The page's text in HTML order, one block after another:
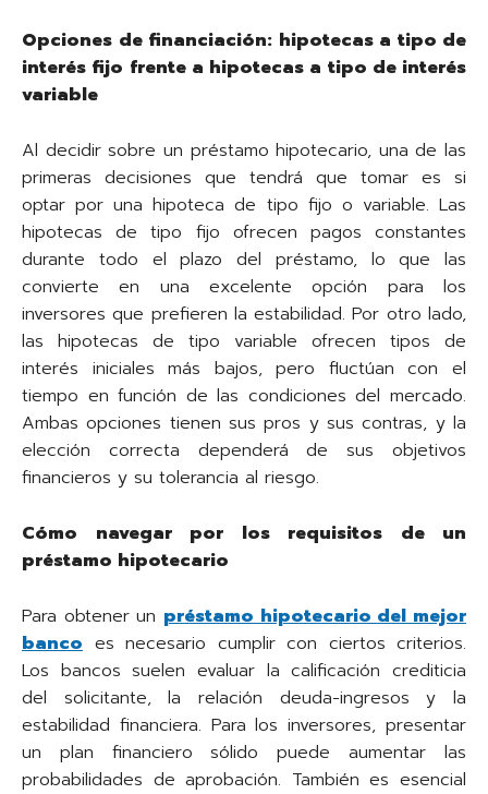
Opciones de financiación: hipotecas a tipo de
interés fijo frente a hipotecas a tipo de interés
variable
Al decidir sobre un préstamo hipotecario, una de las
primeras decisiones que tendrá que tomar es si
optar por una hipoteca de tipo fijo o variable. Las
hipotecas de tipo fijo ofrecen pagos constantes
durante todo el plazo del préstamo, lo que las
convierte en una excelente opción para los
inversores que prefieren la estabilidad. Por otro lado,
las hipotecas de tipo variable ofrecen tipos de
interés iniciales más bajos, pero fluctúan con el
tiempo en función de las condiciones del mercado.
Ambas opciones tienen sus pros y sus contras, y la
elección correcta dependerá de sus objetivos
financieros y su tolerancia al riesgo.
Cómo navegar por los requisitos de un
préstamo hipotecario
Para obtener un préstamo hipotecario del mejor
banco es necesario cumplir con ciertos criterios.
Los bancos suelen evaluar la calificación crediticia
del solicitante, la relación deuda-ingresos y la
estabilidad financiera. Para los inversores, presentar
un plan financiero sólido puede aumentar las
probabilidades de aprobación. También es esencial